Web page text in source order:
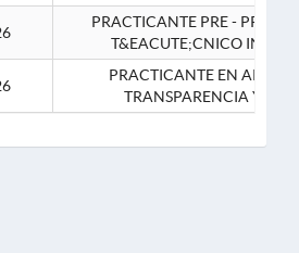
PRACTICANTE PRE -
T&EACUTE;CNICO
PRACTICANTE EN APOYO
TRANSPARENCIA Y